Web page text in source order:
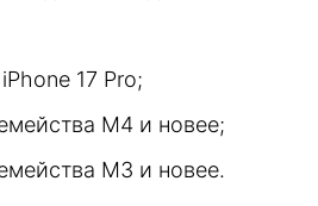
17 Pro;
M4 и новее;
M3 и новее.